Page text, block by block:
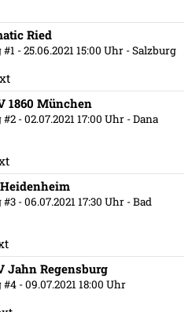
Ried
- 25.06.2021 15:00 Uhr - Salzburg
1860 München
#2 - 02.07.2021 17:00 Uhr - Dana
#3 - 06.07.2021 17:30 Uhr - Bad
Jahn Regensburg
#4 - 09.07.2021 18:00 Uhr